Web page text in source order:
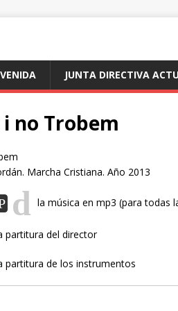
JUNTA DIRECTIVA
i no Trobem
Marcha Cristiana. Año 2013
d la música en mp3 (para todas
partitura del director
partitura de los instrumentos